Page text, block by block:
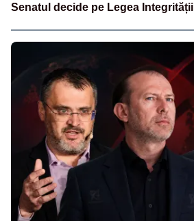
Senatul decide pe Legea Integrității